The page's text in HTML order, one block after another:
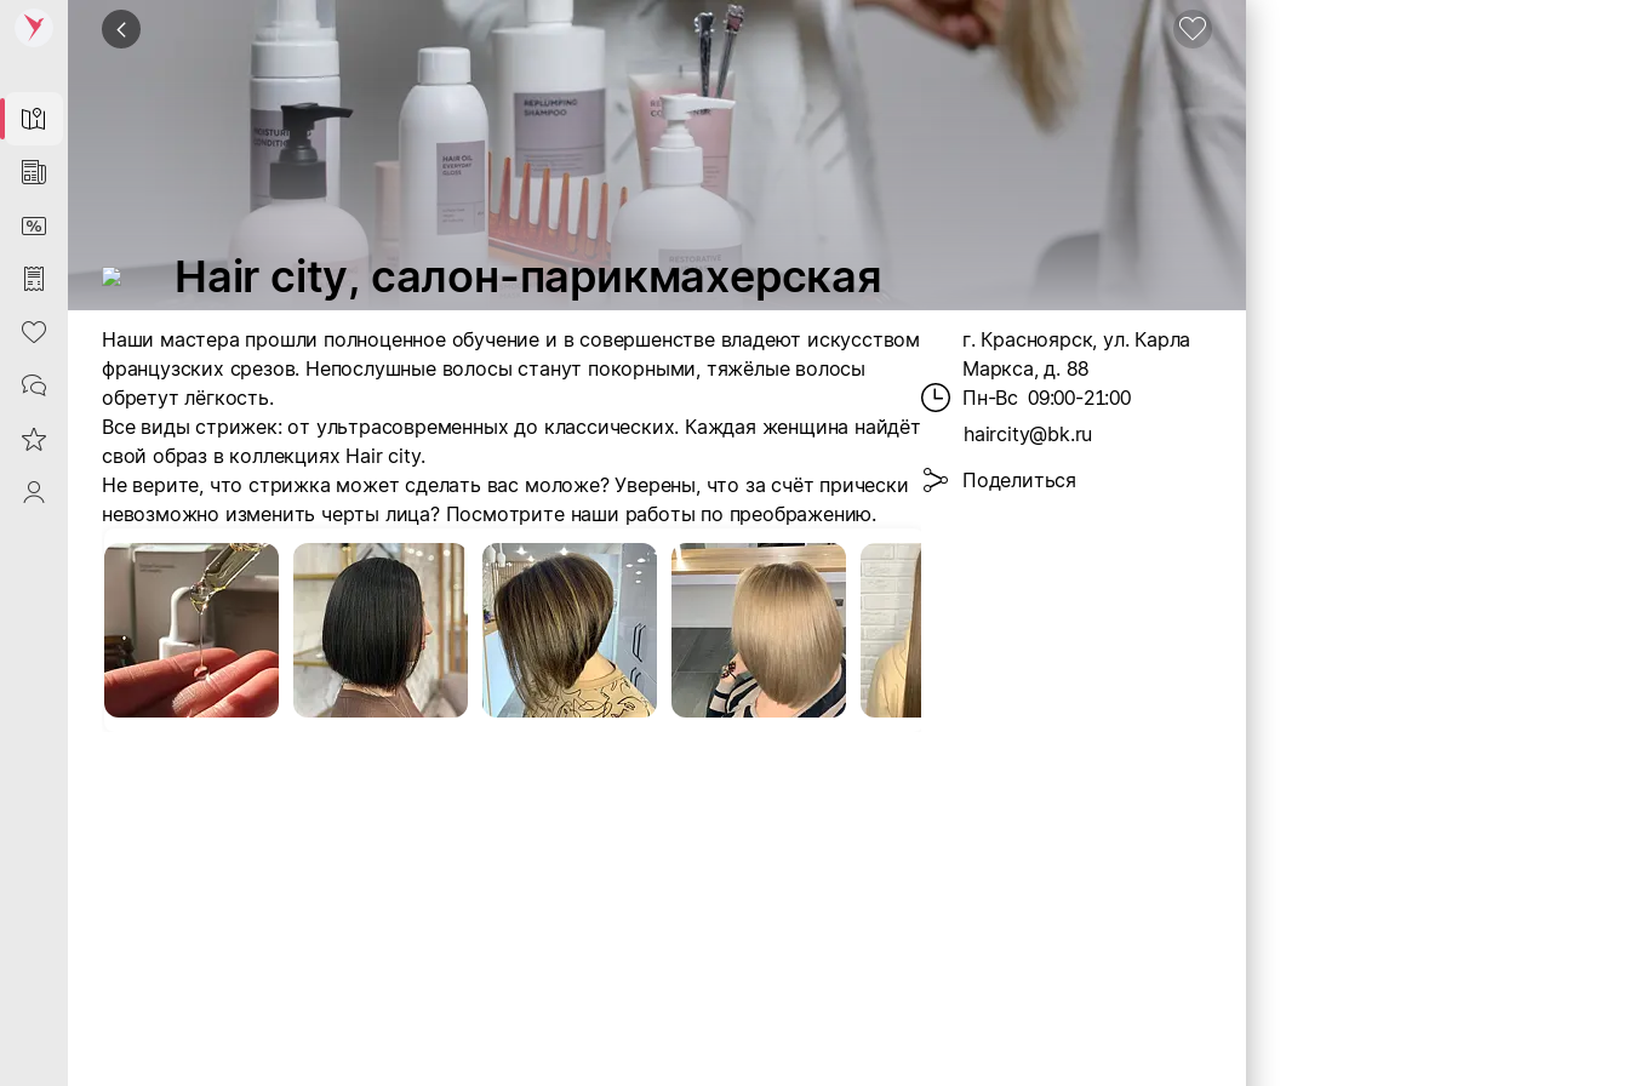
Map
News
DiscountCard
Purchases
Heart
Contacts
Reviews
ProfileSaby
Hair city, салон-парикмахерская
Наши мастера прошли полноценное обучение и в совершенстве владеют искусством
французских срезов. Непослушные волосы станут покорными, тяжёлые волосы
обретут лёгкость.
Все виды стрижек: от ультрасовременных до классических. Каждая женщина найдёт
свой образ в коллекциях Hair city.
Не верите, что стрижка может сделать вас моложе? Уверены, что за счёт прически
невозможно изменить черты лица? Посмотрите наши работы по преображению.
г. Красноярск, ул. Карла
Маркса, д. 88
Пн-Вс 09:00-21:00
haircity@bk.ru
Поделиться